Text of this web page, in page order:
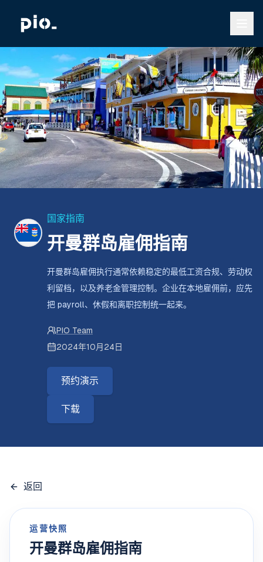
国家指南
开曼群岛雇佣指南
开曼群岛雇佣执行通常依赖稳定的最低工资合规、劳动权
利留档，以及养老金管理控制。企业在本地雇佣前，应先
把 payroll、休假和离职控制统一起来。
PIO Team
2024年10月24日
预约演示
下载
返回
运营快照
开曼群岛雇佣指南